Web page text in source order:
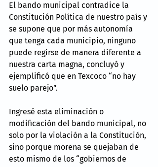
El bando municipal contradice la
Constitución Política de nuestro país y
se supone que por más autonomía
que tenga cada municipio, ninguno
puede regirse de manera diferente a
nuestra carta magna, concluyó y
ejemplificó que en Texcoco “no hay
suelo parejo”.
Ingresé esta eliminación o
modificación del bando municipal, no
solo por la violación a la Constitución,
sino porque morena se quejaban de
esto mismo de los “gobiernos de